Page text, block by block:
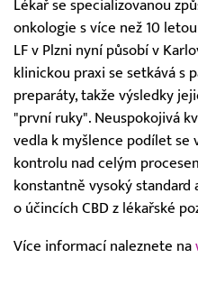
Lékař se specializovanou
onkologie s více než 10
LF v Plzni nyní působí v
klinickou praxi se setkává s
preparáty, takže výsledky
"první ruky". Neuspokojivá
vedla k myšlence podílet se
kontrolu nad celým
konstantně vysoký standard
o účincích CBD z lékařské
Více informací naleznete na